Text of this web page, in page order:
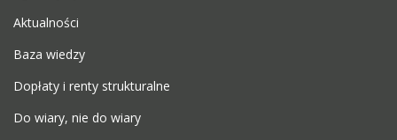
Aktualności
Baza wiedzy
Dopłaty i renty strukturalne
Do wiary, nie do wiary